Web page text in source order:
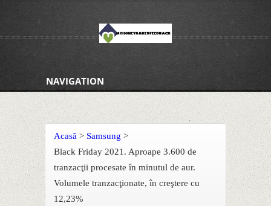
NAVIGATION
Acasă > Samsung >
Black Friday 2021. Aproape 3.600 de
tranzacţii procesate în minutul de aur.
Volumele tranzacţionate, în creştere cu
12,23%